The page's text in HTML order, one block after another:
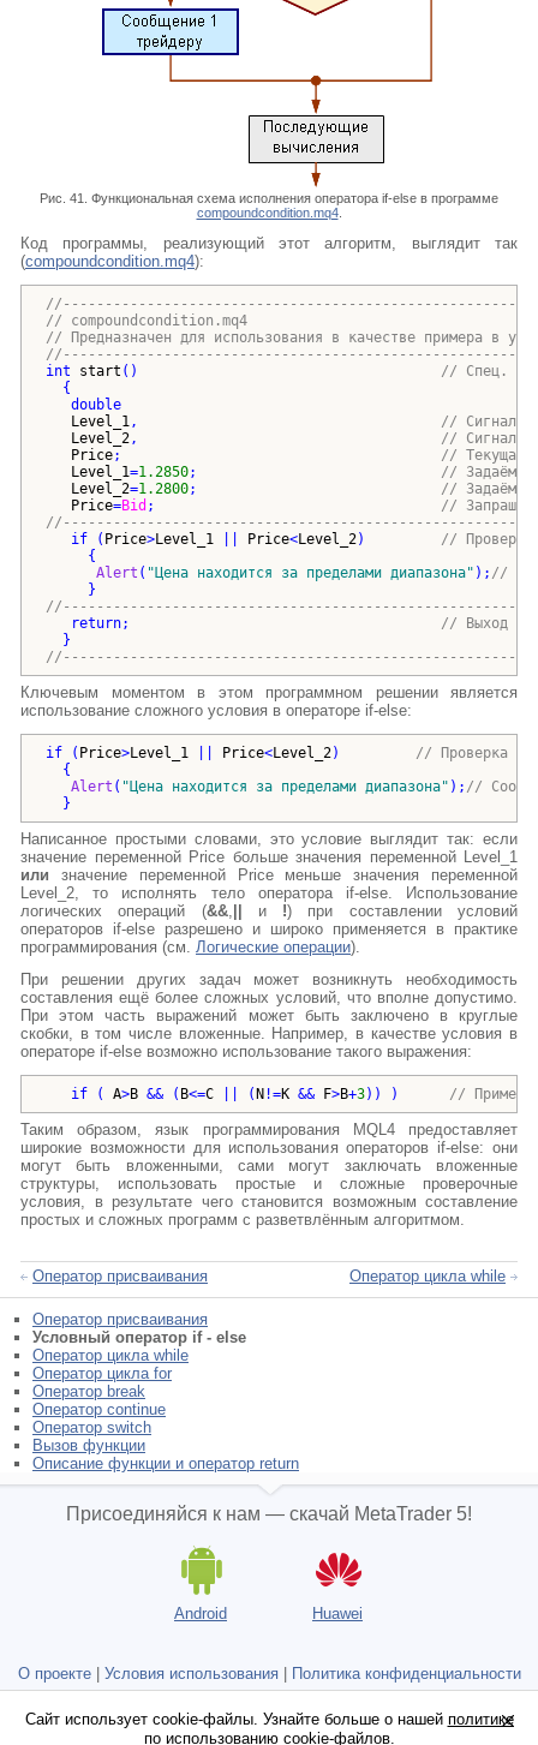
Рис. 41. Функциональная схема исполнения оператора if-else в программе
compoundcondition.mq4.
Код программы, реализующий этот алгоритм, выглядит так
(compoundcondition.mq4):
// compoundcondition.mq4
// Предназначен для использования в качестве примера в
int
start ()
// Спец.
{
double
Level_1, //
Level_2, //
Price; // Текущая
Level_1=1.2850; // Задаём
Level_2=1.2800; // Задаём
Price=Bid ; //
if
( Price>Level_1 Price<Level_2)
// Проверка
{
Alert ( "Цена находится за пределами диапазона" ) ; //
}
return; // Выход
}
Ключевым моментом в этом программном решении является
использование сложного условия в операторе if-else:
if ( Price>Level_1 Price<Level_2)
// Проверка
{
Alert ( "Цена находится за пределами диапазона" ) ; //
}
Написанное простыми словами, это условие выглядит так: если
значение переменной Price больше значения переменной Level_1
или значение переменной Price меньше значения переменной
Level_2, то исполнять тело оператора if-else. Использование
логических операций (&&, и !) при составлении условий
операторов if-else разрешено и широко применяется в практике
программирования (см. Логические операции).
При решении других задач может возникнуть необходимость
составления ещё более сложных условий, что вполне допустимо.
При этом часть выражений может быть заключено в круглые
скобки, в том числе вложенные. Например, в качестве условия в
операторе if-else возможно использование такого выражения:
if ( A>B && ( B<=C ( N !=K && F>B+3)) ) // Пример
Таким образом, язык программирования MQL4 предоставляет
широкие возможности для использования операторов if-else: они
могут быть вложенными, сами могут заключать вложенные
структуры, использовать простые и сложные проверочные
условия, в результате чего становится возможным составление
простых и сложных программ с разветвлённым алгоритмом.
Оператор присваивания Оператор цикла while
Оператор присваивания
Условный оператор if - else
Оператор цикла while
Оператор циклa for
Оператор break
Оператор continue
Оператор switch
Вызов функции
Описание функции и оператор return
Присоединяйся к нам — скачай MetaTrader 5!
Android Huawei
О проекте| Условия использования|
Политика конфиденциальности
и защиты данных
Не является брокером, нет реальных торговых счетов
Сайт использует cookie-файлы. Узнайте больше о нашей политике
по использованию cookie-файлов.
Сайт использует cookie-файлы. Узнайте больше о нашей политике
по использованию cookie-файлов.